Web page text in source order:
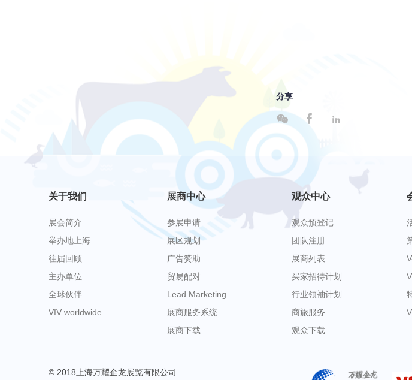
分享
  
关于我们
展会简介
举办地上海
往届回顾
主办单位
全球伙伴
VIV worldwide
展商中心
参展申请
展区规划
广告赞助
贸易配对
Lead Marketing
展商服务系统
展商下载
观众中心
观众预登记
团队注册
展商列表
买家招待计划
行业领袖计划
商旅服务
观众下载
© 2018上海万耀企龙展览有限公司